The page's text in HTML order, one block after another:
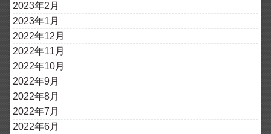
2023年2月
2023年1月
2022年12月
2022年11月
2022年10月
2022年9月
2022年8月
2022年7月
2022年6月